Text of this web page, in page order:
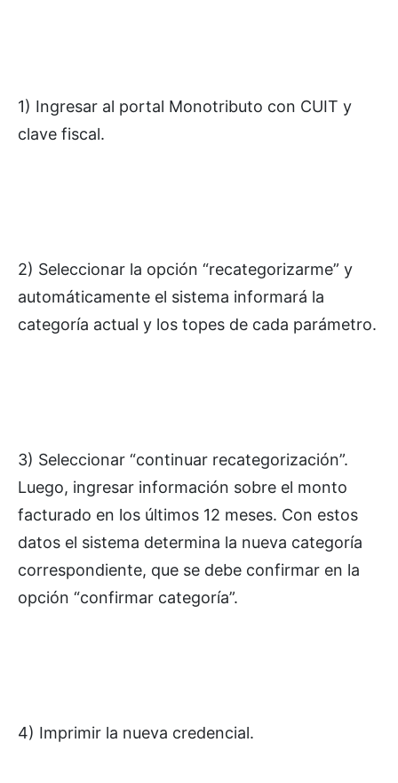
1) Ingresar al portal Monotributo con CUIT y
clave fiscal.
2) Seleccionar la opción “recategorizarme” y
automáticamente el sistema informará la
categoría actual y los topes de cada parámetro.
3) Seleccionar “continuar recategorización”.
Luego, ingresar información sobre el monto
facturado en los últimos 12 meses. Con estos
datos el sistema determina la nueva categoría
correspondiente, que se debe confirmar en la
opción “confirmar categoría”.
4) Imprimir la nueva credencial.